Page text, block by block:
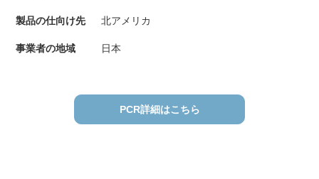
製品の仕向け先 北アメリカ
事業者の地域 日本
PCR詳細はこちら